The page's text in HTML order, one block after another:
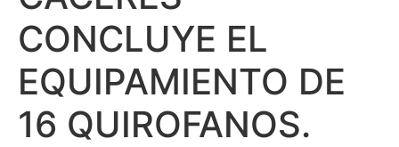
CONCLUYE EL
EQUIPAMIENTO DE
16 QUIROFANOS.